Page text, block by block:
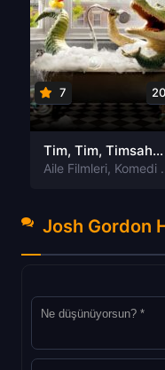
7
Tim, Tim, Timsah Türkçe Dublaj izle
Aile Filmleri, Komedi Filmleri
Josh Gordon